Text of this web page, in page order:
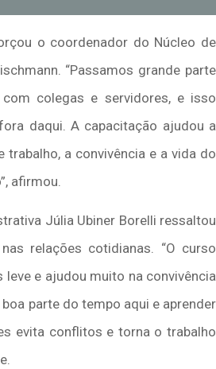
o coordenador do Núcleo de
. “Passamos grande parte
colegas e servidores, e isso
daqui. A capacitação ajudou a
trabalho, a convivência e a vida do
afirmou.
Júlia Ubiner Borelli ressaltou
relações cotidianas. “O curso
leve e ajudou muito na convivência
parte do tempo aqui e aprender
evita conflitos e torna o trabalho